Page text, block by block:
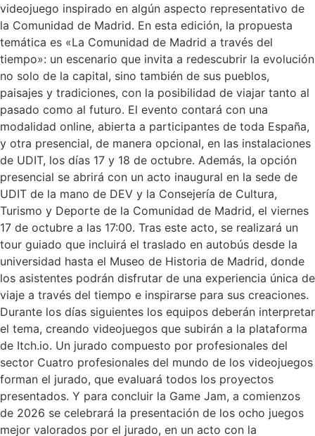
videojuego inspirado en algún aspecto representativo de
la Comunidad de Madrid. En esta edición, la propuesta
temática es «La Comunidad de Madrid a través del
tiempo»: un escenario que invita a redescubrir la evolución
no solo de la capital, sino también de sus pueblos,
paisajes y tradiciones, con la posibilidad de viajar tanto al
pasado como al futuro. El evento contará con una
modalidad online, abierta a participantes de toda España,
y otra presencial, de manera opcional, en las instalaciones
de UDIT, los días 17 y 18 de octubre. Además, la opción
presencial se abrirá con un acto inaugural en la sede de
UDIT de la mano de DEV y la Consejería de Cultura,
Turismo y Deporte de la Comunidad de Madrid, el viernes
17 de octubre a las 17:00. Tras este acto, se realizará un
tour guiado que incluirá el traslado en autobús desde la
universidad hasta el Museo de Historia de Madrid, donde
los asistentes podrán disfrutar de una experiencia única de
viaje a través del tiempo e inspirarse para sus creaciones.
Durante los días siguientes los equipos deberán interpretar
el tema, creando videojuegos que subirán a la plataforma
de Itch.io. Un jurado compuesto por profesionales del
sector Cuatro profesionales del mundo de los videojuegos
forman el jurado, que evaluará todos los proyectos
presentados. Y para concluir la Game Jam, a comienzos
de 2026 se celebrará la presentación de los ocho juegos
mejor valorados por el jurado, en un acto con la